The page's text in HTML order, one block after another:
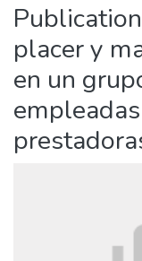
placer y
en un